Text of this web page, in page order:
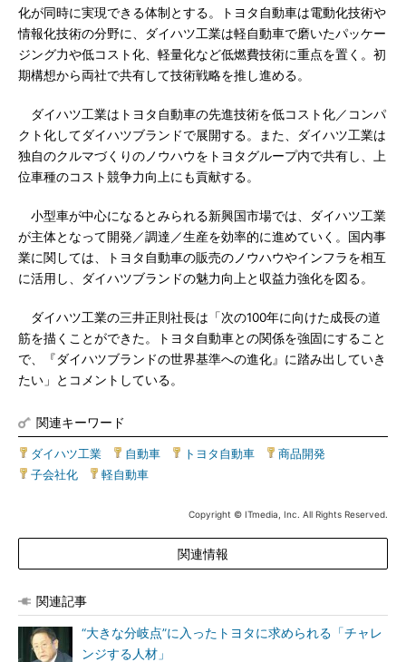
化が同時に実現できる体制とする。トヨタ自動車は電動化技術や
情報化技術の分野に、ダイハツ工業は軽自動車で磨いたパッケー
ジング力や低コスト化、軽量化など低燃費技術に重点を置く。初
期構想から両社で共有して技術戦略を推し進める。
ダイハツ工業はトヨタ自動車の先進技術を低コスト化／コンパ
クト化してダイハツブランドで展開する。また、ダイハツ工業は
独自のクルマづくりのノウハウをトヨタグループ内で共有し、上
位車種のコスト競争力向上にも貢献する。
小型車が中心になるとみられる新興国市場では、ダイハツ工業
が主体となって開発／調達／生産を効率的に進めていく。国内事
業に関しては、トヨタ自動車の販売のノウハウやインフラを相互
に活用し、ダイハツブランドの魅力向上と収益力強化を図る。
ダイハツ工業の三井正則社長は「次の100年に向けた成長の道
筋を描くことができた。トヨタ自動車との関係を強固にすること
で、『ダイハツブランドの世界基準への進化』に踏み出していき
たい」とコメントしている。
関連キーワード
ダイハツ工業 自動車 トヨタ自動車 商品開発
子会社化
軽自動車
Copyright © ITmedia, Inc. All Rights Reserved.
関連情報
関連記事
“大きな分岐点”に入ったトヨタに求められる「チャレ
ンジする人材」